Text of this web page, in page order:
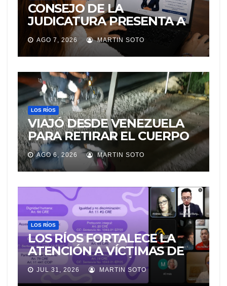
CONSEJO DE LA
JUDICATURA PRESENTA A
«Adila», LA ASISTENTE
VIRTUAL QUE ORIENTA A LA
CIUDADANÍA SOBRE
TRÁMITES JUDICIALES
AGO 7, 2026 MARTIN SOTO
LOS RÍOS
VIAJÓ DESDE VENEZUELA
PARA RETIRAR EL CUERPO
DE SU MARIDO QUE
PERMANECIÓ SEIS DÍAS EN
LA MORGUE
AGO 6, 2026 MARTIN SOTO
LOS RÍOS
LOS RÍOS FORTALECE LA
ATENCIÓN A VÍCTIMAS DE
VIOLENCIA DE GÉNERO
PARA EVITAR LA
JUL 31, 2026 MARTIN SOTO